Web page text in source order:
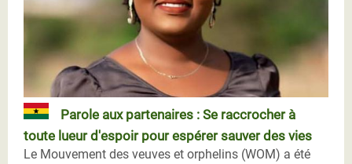
Parole aux partenaires : Se raccrocher à
toute lueur d'espoir pour espérer sauver des vies
Le Mouvement des veuves et orphelins (WOM) a été